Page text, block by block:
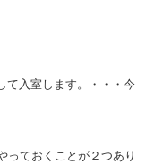
て入室します。・・・今
っておくことが２つあり